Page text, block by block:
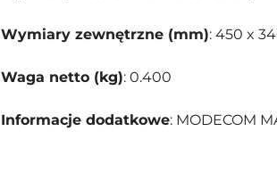
Wymiary zewnętrzne (mm): 450 x
Waga netto (kg): 0.400
Informacje dodatkowe: MODECOM